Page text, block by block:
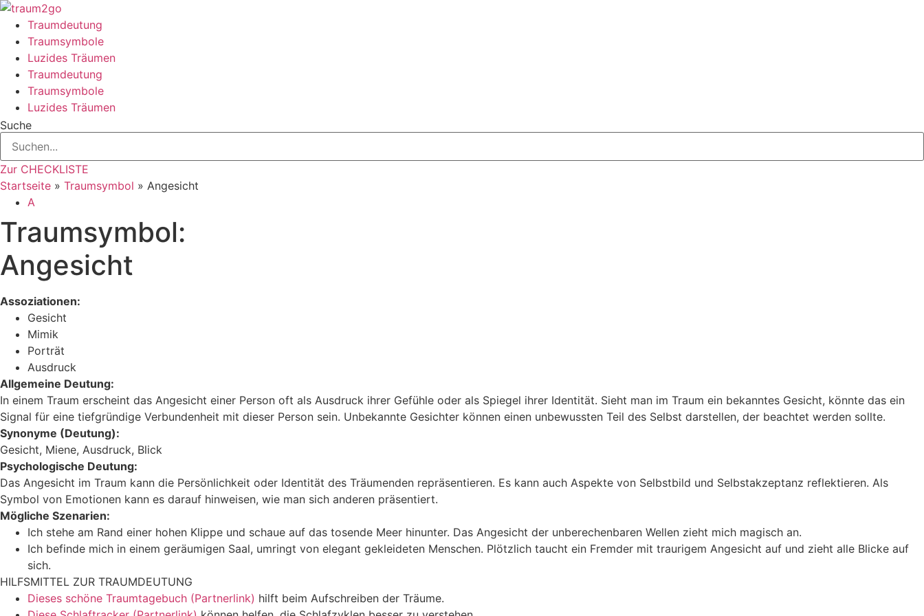
Zum
Inhalt
springen
Traumdeutung
Traumsymbole
Luzides Träumen
Traumdeutung
Traumsymbole
Luzides Träumen
Suche
Zur CHECKLISTE
Startseite » Traumsymbol » Angesicht
A
Traumsymbol:
Angesicht
Assoziationen:
Gesicht
Mimik
Porträt
Ausdruck
Allgemeine Deutung:
In einem Traum erscheint das Angesicht einer Person oft als Ausdruck ihrer Gefühle oder als Spiegel ihrer Identität. Sieht man im Traum ein bekanntes Gesicht, könnte das ein
Signal für eine tiefgründige Verbundenheit mit dieser Person sein. Unbekannte Gesichter können einen unbewussten Teil des Selbst darstellen, der beachtet werden sollte.
Synonyme (Deutung):
Gesicht, Miene, Ausdruck, Blick
Psychologische Deutung:
Das Angesicht im Traum kann die Persönlichkeit oder Identität des Träumenden repräsentieren. Es kann auch Aspekte von Selbstbild und Selbstakzeptanz reflektieren. Als
Symbol von Emotionen kann es darauf hinweisen, wie man sich anderen präsentiert.
Mögliche Szenarien:
Ich stehe am Rand einer hohen Klippe und schaue auf das tosende Meer hinunter. Das Angesicht der unberechenbaren Wellen zieht mich magisch an.
Ich befinde mich in einem geräumigen Saal, umringt von elegant gekleideten Menschen. Plötzlich taucht ein Fremder mit traurigem Angesicht auf und zieht alle Blicke auf
sich.
HILFSMITTEL ZUR TRAUMDEUTUNG
Dieses schöne Traumtagebuch (Partnerlink) hilft beim Aufschreiben der Träume.